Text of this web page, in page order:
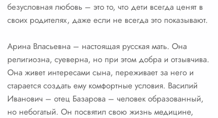
безусловная любовь – это то, что дети всегда ценят в
своих родителях, даже если не всегда это показывают.
Арина Власьевна – настоящая русская мать. Она
религиозна, суеверна, но при этом добра и отзывчива.
Она живет интересами сына, переживает за него и
старается создать ему комфортные условия. Василий
Иванович – отец Базарова – человек образованный,
но небогатый. Он посвятил свою жизнь медицине,